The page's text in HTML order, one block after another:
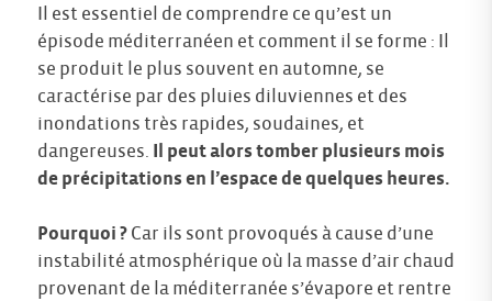
Il est essentiel de comprendre ce qu’est un
épisode méditerranéen et comment il se forme : Il
se produit le plus souvent en automne, se
caractérise par des pluies diluviennes et des
inondations très rapides, soudaines, et
dangereuses.
Il peut alors tomber plusieurs mois
de précipitations en l’espace de quelques heures.
Pourquoi ? Car ils sont provoqués à cause d’une
instabilité atmosphérique où la masse d’air chaud
provenant de la méditerranée s’évapore et rentre